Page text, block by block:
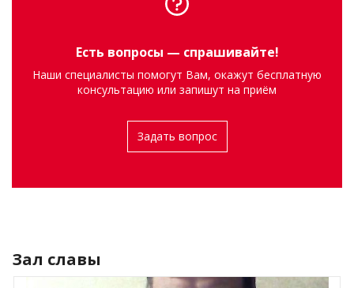
Есть вопросы — спрашивайте!
Наши специалисты помогут Вам, окажут бесплатную
консультацию или запишут на приём
Задать вопрос
Зал славы